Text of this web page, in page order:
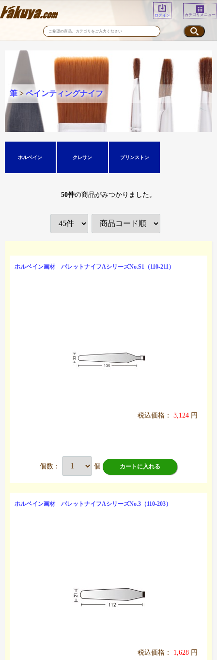
ログイン カテゴリメニュー
筆 > ペインティングナイフ
ホルベイン クレサン プリンストン
50件の商品がみつかりました。
ホルベイン画材 パレットナイフAシリーズNo.S1（110-211）
税込価格： 3,124 円
個数： 個 カートに入れる
ホルベイン画材 パレットナイフAシリーズNo.3（110-203）
税込価格： 1,628 円